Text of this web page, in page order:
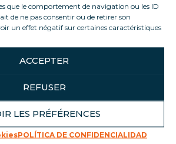
que le comportement de navigation ou les ID
de ne pas consentir ou de retirer son
un effet négatif sur certaines caractéristiques
ACCEPTER
REFUSER
LES PRÉFÉRENCES
POLÍTICA DE CONFIDENCIALIDAD
Touch ofrece BRI interactivas y
el medio ambiente que
lo solicita el cliente. La
del quiosco le dan libertad
su diseño único, el quiosco
taller de Francia.